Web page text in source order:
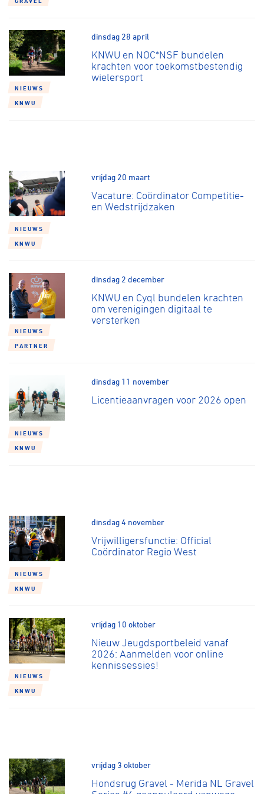
Over ons
Lid worden
NIEUWS
KNWU
dinsdag 28 april
KNWU en NOC*NSF bundelen
krachten voor toekomstbestendig
wielersport
NIEUWS
KNWU
vrijdag 20 maart
Vacature: Coördinator Competitie-
en Wedstrijdzaken
NIEUWS
PARTNER
dinsdag 2 december
KNWU en Cyql bundelen krachten
om verenigingen digitaal te
versterken
NIEUWS
KNWU
dinsdag 11 november
Licentieaanvragen voor 2026 open
NIEUWS
KNWU
dinsdag 4 november
Vrijwilligersfunctie: Official
Coördinator Regio West
NIEUWS
KNWU
vrijdag 10 oktober
Nieuw Jeugdsportbeleid vanaf
2026: Aanmelden voor online
kennissessies!
vrijdag 3 oktober
Hondsrug Gravel - Merida NL Gravel
Pumptrack